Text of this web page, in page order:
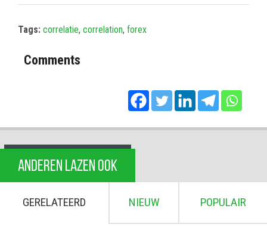
Tags: correlatie, correlation, forex
Comments
ANDEREN LAZEN OOK
GERELATEERD NIEUW POPULAIR